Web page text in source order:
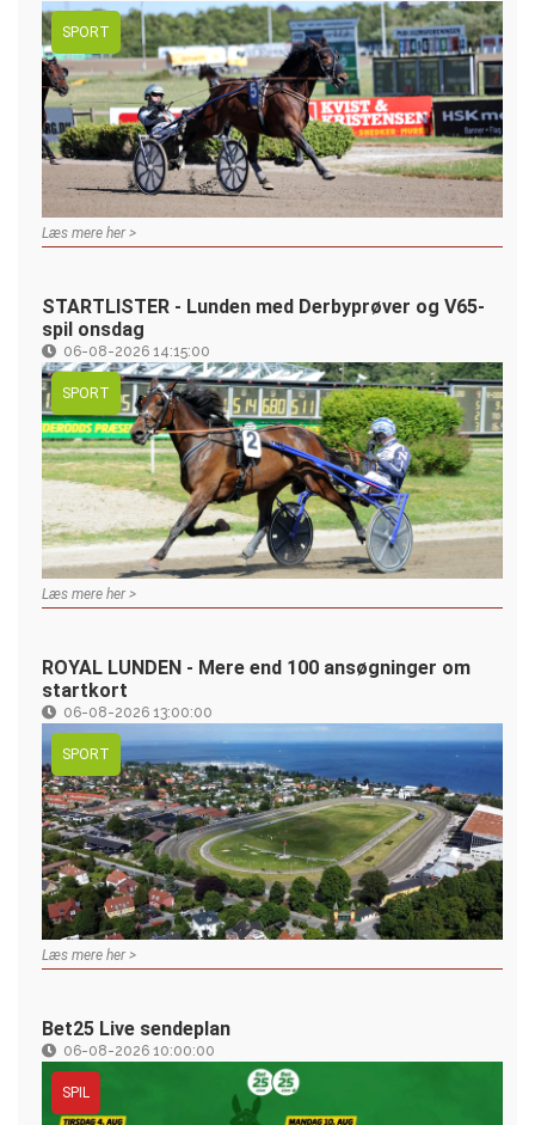
SPORT
Læs mere her >
STARTLISTER - Lunden med Derbyprøver og V65-
spil onsdag
06-08-2026 14:15:00
SPORT
Læs mere her >
ROYAL LUNDEN - Mere end 100 ansøgninger om
startkort
06-08-2026 13:00:00
SPORT
Læs mere her >
Bet25 Live sendeplan
06-08-2026 10:00:00
SPIL